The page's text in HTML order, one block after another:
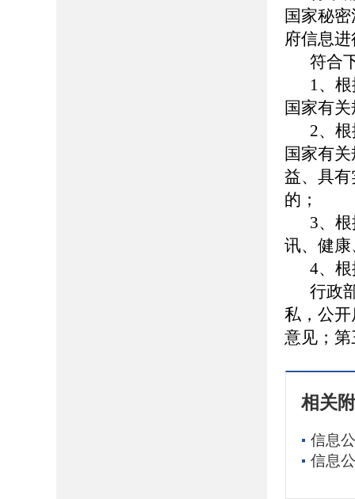
国家秘
府信息
符合
1、
国家有
2、
国家有
益、具
的；
3、
讯、健
4、
行政
私，公
意见；
相关
信息
信息